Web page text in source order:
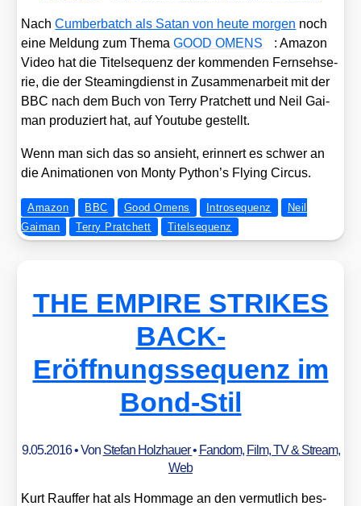
NachCum­ber­batch als Satan von heu­te mor­gen noch
eine Mel­dung zum The­maGOOD OMENS
: Ama­zon
Video hat die Titel­se­quenz der kom­men­den Fern­seh­se­
rie, die der Steam­ing­dienst in Zusam­men­ar­beit mit der
BBC nach dem Buch von Ter­ry Prat­chett und Neil Gai­
man pro­du­ziert hat, auf You­tube gestellt.
Wenn man sich das so ansieht, erin­nert es schwer an
die Ani­ma­tio­nen von Mon­ty Python’s Fly­ing Cir­cus.
Amazon BBC Good Omens Introsequenz
Neil
Gaiman
Terry Pratchett Titelsequenz
THE EMPIRE STRIKES
BACK-
Eröffnungssequenz im
Bond-Stil
9.05.2016• Von Stefan Holzhauer• Fandom, Film, TV & Stream,
Web
Kurt Rauf­fer hat als Hom­mage an den ver­mut­lich bes­